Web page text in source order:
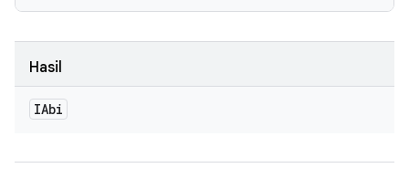
Hasil
IAbi